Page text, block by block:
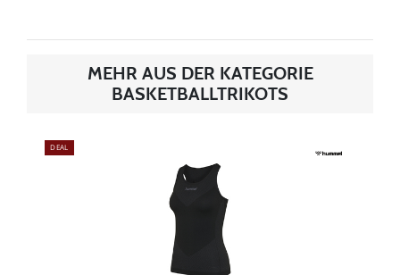
MEHR AUS DER KATEGORIE
BASKETBALLTRIKOTS
DEAL